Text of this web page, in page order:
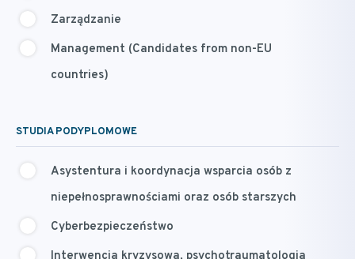
Zarządzanie
Management (Candidates from non-EU
countries)
STUDIA PODYPLOMOWE
Asystentura i koordynacja wsparcia osób z
niepełnosprawnościami oraz osób starszych
Cyberbezpieczeństwo